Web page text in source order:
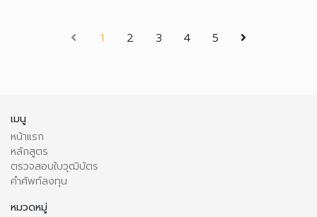
1(current)
2 3 4 5
เมนู
หน้าแรก
หลักสูตร
ตรวจสอบใบวุฒิบัตร
คำศัพท์ลงทุน
หมวดหมู่